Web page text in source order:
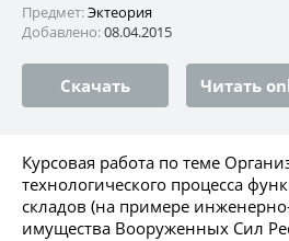
Предмет:Эктеория
Добавлено:08.04.2015
Скачать Читать
Курсовая работа по теме
технологического процесса
складов (на примере
имущества Вооруженных Сил